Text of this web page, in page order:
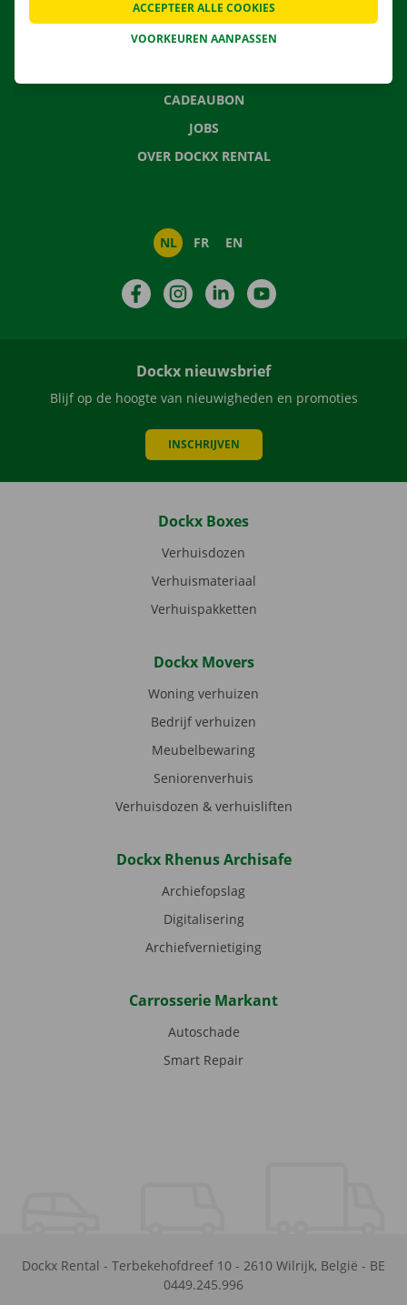
CONTACTEER ONS
VEELGESTELDE VRAGEN
CADEAUBON
JOBS
OVER DOCKX RENTAL
NL FR EN
FacebookInstagramLinkedIn
Dockx nieuwsbrief
Blijf op de hoogte van nieuwigheden en promoties
INSCHRIJVEN
Dockx Boxes
Verhuisdozen
Verhuismateriaal
Verhuispakketten
Dockx Movers
Woning verhuizen
Bedrijf verhuizen
Meubelbewaring
Seniorenverhuis
Verhuisdozen & verhuisliften
Dockx Rhenus Archisafe
Archiefopslag
Digitalisering
Archiefvernietiging
Carrosserie Markant
Autoschade
Smart Repair
Dockx Rental - Terbekehofdreef 10 - 2610 Wilrijk, België - BE
0449.245.996
VOORKEUREN AANPASSEN
ACCEPTEER ALLE COOKIES